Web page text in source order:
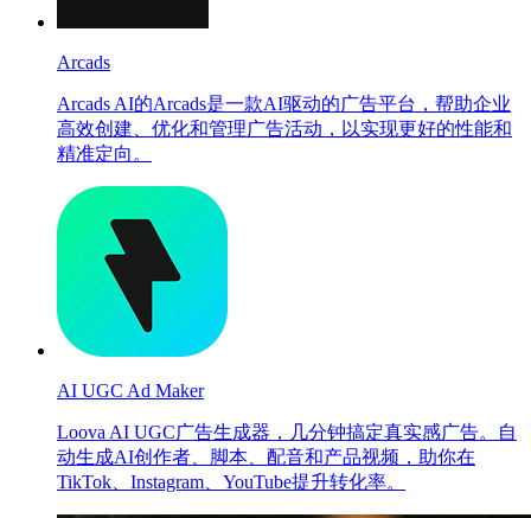
Arcads
Arcads AI的Arcads是一款AI驱动的广告平台，帮助企业
高效创建、优化和管理广告活动，以实现更好的性能和
精准定向。
AI UGC Ad Maker
Loova AI UGC广告生成器，几分钟搞定真实感广告。自
动生成AI创作者、脚本、配音和产品视频，助你在
TikTok、Instagram、YouTube提升转化率。